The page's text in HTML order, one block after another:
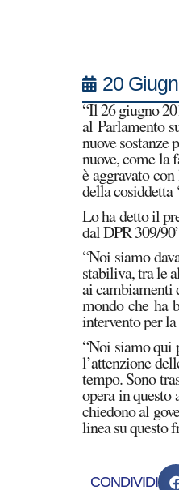
20
“Il 26 giugno
al Parlamento
nuove sostanze
nuove, come la
è aggravato
della cosiddetta
Lo ha detto il
dal DPR 309/
“Noi siamo
stabiliva, tra le
ai cambiamenti
mondo che ha
intervento per
“Noi siamo qui
l’attenzione
tempo. Sono
opera in questo
chiedono al
linea su questo
CONDIVIDI